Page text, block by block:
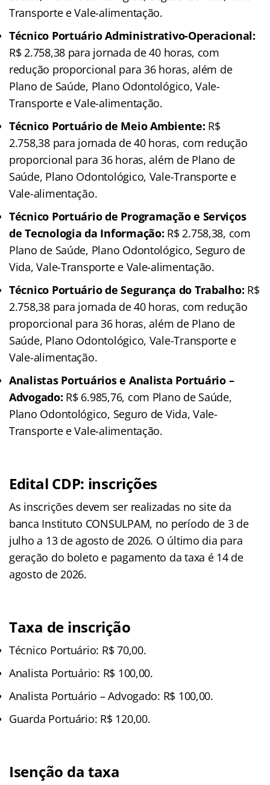
Transporte e Vale-alimentação.
Técnico Portuário Administrativo-Operacional:
R$ 2.758,38 para jornada de 40 horas, com
redução proporcional para 36 horas, além de
Plano de Saúde, Plano Odontológico, Vale-
Transporte e Vale-alimentação.
Técnico Portuário de Meio Ambiente: R$
2.758,38 para jornada de 40 horas, com redução
proporcional para 36 horas, além de Plano de
Saúde, Plano Odontológico, Vale-Transporte e
Vale-alimentação.
Técnico Portuário de Programação e Serviços
de Tecnologia da Informação: R$ 2.758,38, com
Plano de Saúde, Plano Odontológico, Seguro de
Vida, Vale-Transporte e Vale-alimentação.
Técnico Portuário de Segurança do Trabalho: R$
2.758,38 para jornada de 40 horas, com redução
proporcional para 36 horas, além de Plano de
Saúde, Plano Odontológico, Vale-Transporte e
Vale-alimentação.
Analistas Portuários e Analista Portuário –
Advogado: R$ 6.985,76, com Plano de Saúde,
Plano Odontológico, Seguro de Vida, Vale-
Transporte e Vale-alimentação.
Edital CDP: inscrições
As inscrições devem ser realizadas no site da
banca Instituto CONSULPAM, no período de 3 de
julho a 13 de agosto de 2026. O último dia para
geração do boleto e pagamento da taxa é 14 de
agosto de 2026.
Taxa de inscrição
Técnico Portuário: R$ 70,00.
Analista Portuário: R$ 100,00.
Analista Portuário – Advogado: R$ 100,00.
Guarda Portuário: R$ 120,00.
Isenção da taxa